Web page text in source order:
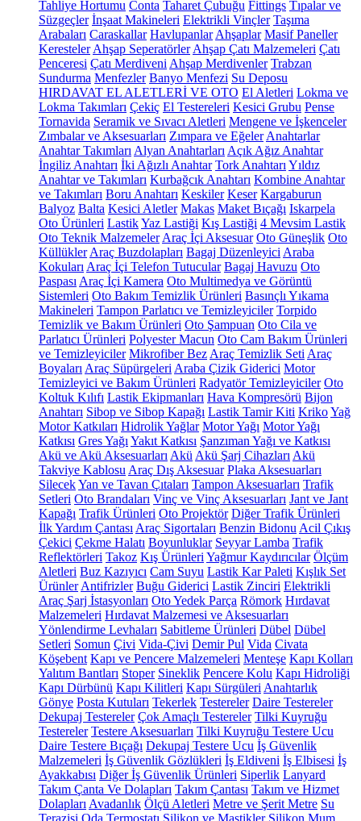
Tahliye Hortumu Conta Taharet Çubuğu Fittings Tıpalar ve
Süzgeçler İnşaat Makineleri Elektrikli Vinçler Taşıma
Arabaları Caraskallar Havlupanlar Ahşaplar Masif Paneller
Keresteler Ahşap Seperatörler Ahşap Çatı Malzemeleri Çatı
Penceresi Çatı Merdiveni Ahşap Merdivenler Trabzan
Sundurma Menfezler Banyo Menfezi Su Deposu
HIRDAVAT EL ALETLERİ VE OTO El Aletleri Lokma ve
Lokma Takımları Çekiç El Testereleri Kesici Grubu Pense
Tornavida Seramik ve Sıvacı Aletleri Mengene ve İşkenceler
Zımbalar ve Aksesuarları Zımpara ve Eğeler Anahtarlar
Anahtar Takımları Alyan Anahtarları Açık Ağız Anahtar
İngiliz Anahtarı İki Ağızlı Anahtar Tork Anahtarı Yıldız
Anahtar ve Takımları Kurbağcık Anahtarı Kombine Anahtar
ve Takımları Boru Anahtarı Keskiler Keser Kargaburun
Balyoz Balta Kesici Aletler Makas Maket Bıçağı Iskarpela
Oto Ürünleri LastikYaz Lastiği Kış Lastiği 4 Mevsim Lastik
Oto Teknik Malzemeler Araç İçi Aksesuar Oto Güneşlik Oto
Küllükler Araç Buzdolapları Bagaj Düzenleyici Araba
Kokuları Araç İçi Telefon Tutucular Bagaj Havuzu Oto
Paspası Araç İçi Kamera Oto Multimedya ve Görüntü
Sistemleri Oto Bakım Temizlik Ürünleri Basınçlı Yıkama
Makineleri Tampon Parlatıcı ve Temizleyiciler Torpido
Temizlik ve Bakım Ürünleri Oto Şampuan Oto Cila ve
Parlatıcı Ürünleri Polyester Macun Oto Cam Bakım Ürünleri
ve Temizleyiciler Mikrofiber Bez Araç Temizlik Seti Araç
Boyaları Araç Süpürgeleri Araba Çizik Giderici Motor
Temizleyici ve Bakım Ürünleri Radyatör Temizleyiciler Oto
Koltuk Kılıfı Lastik Ekipmanları Hava Kompresörü Bijon
Anahtarı Sibop ve Sibop Kapağı Lastik Tamir Kiti KrikoYağ
Motor Katkıları Hidrolik Yağlar Motor Yağı Motor Yağı
Katkısı Gres Yağı Yakıt Katkısı Şanzıman Yağı ve Katkısı
Akü ve Akü Aksesuarları Akü Akü Şarj Cihazları Akü
Takviye Kablosu Araç Dış Aksesuar Plaka Aksesuarları
SilecekYan ve Tavan Çıtaları Tampon Aksesuarları Trafik
Setleri Oto Brandaları Vinç ve Vinç Aksesuarları Jant ve Jant
Kapağı Trafik Ürünleri Oto Projektör Diğer Trafik Ürünleri
İlk Yardım Çantası Araç Sigortaları Benzin Bidonu Acil Çıkış
Çekici Çekme Halatı Boyunluklar Seyyar Lamba Trafik
Reflektörleri Takoz Kış Ürünleri Yağmur Kaydırıcılar Ölçüm
Aletleri Buz Kazıyıcı Cam Suyu Lastik Kar Paleti Kışlık Set
Ürünler Antifrizler Buğu Giderici Lastik Zinciri Elektrikli
Araç Şarj İstasyonları Oto Yedek Parça Römork Hırdavat
Malzemeleri Hırdavat Malzemesi ve Aksesuarları
Yönlendirme Levhaları Sabitleme Ürünleri Dübel Dübel
Setleri Somun Çivi Vida-Çivi Demir Pul Vida Civata
Köşebent Kapı ve Pencere Malzemeleri Menteşe Kapı Kolları
Yalıtım Bantları Stoper Sineklik Pencere Kolu Kapı Hidroliği
Kapı Dürbünü Kapı Kilitleri Kapı Sürgüleri Anahtarlık
Gönye Posta Kutuları Tekerlek Testereler Daire Testereler
Dekupaj Testereler Çok Amaçlı Testereler Tilki Kuyruğu
Testereler Testere Aksesuarları Tilki Kuyruğu Testere Ucu
Daire Testere Bıçağı Dekupaj Testere Ucu İş Güvenlik
Malzemeleri İş Güvenlik Gözlükleri İş Eldiveni İş Elbisesi İş
Ayakkabısı Diğer İş Güvenlik Ürünleri Siperlik Lanyard
Takım Çanta Ve Dolapları Takım Çantası Takım ve Hizmet
Dolapları Avadanlık Ölçü Aletleri Metre ve Şerit Metre Su
Terazisi Oda Termostatı Silikon ve Mastikler Silikon Mum